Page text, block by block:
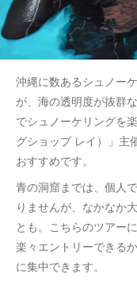
沖縄に数あるシュノー
が、海の透明度が抜群
でシュノーケリングを
グショップ レイ）」主
おすすめです。
青の洞窟までは、個人
りませんが、なかなか
とも。こちらのツアー
楽々エントリーできる
に集中できます。